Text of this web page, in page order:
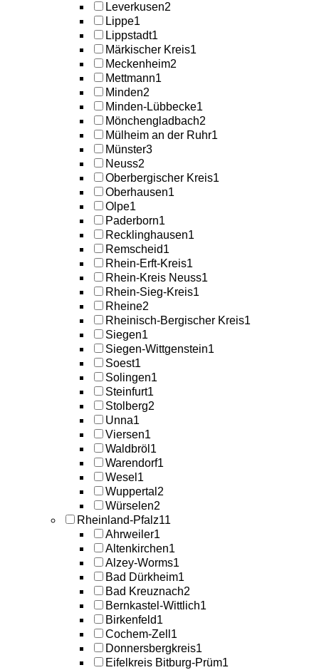
Leverkusen2
Lippe1
Lippstadt1
Märkischer Kreis1
Meckenheim2
Mettmann1
Minden2
Minden-Lübbecke1
Mönchengladbach2
Mülheim an der Ruhr1
Münster3
Neuss2
Oberbergischer Kreis1
Oberhausen1
Olpe1
Paderborn1
Recklinghausen1
Remscheid1
Rhein-Erft-Kreis1
Rhein-Kreis Neuss1
Rhein-Sieg-Kreis1
Rheine2
Rheinisch-Bergischer Kreis1
Siegen1
Siegen-Wittgenstein1
Soest1
Solingen1
Steinfurt1
Stolberg2
Unna1
Viersen1
Waldbröl 1
Warendorf1
Wesel 1
Wuppertal 2
Würselen2
Rheinland-Pfalz11
Ahrweiler1
Altenkirchen1
Alzey-Worms1
Bad Dürkheim1
Bad Kreuznach2
Bernkastel-Wittlich1
Birkenfeld1
Cochem-Zell 1
Donnersbergkreis1
Eifelkreis Bitburg-Prüm1